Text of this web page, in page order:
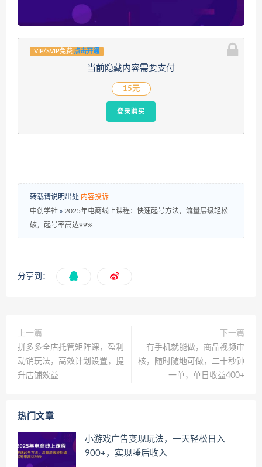
VIP/SVIP免费 点击开通
当前隐藏内容需要支付
15元
登录购买
转载请说明出处 内容投诉
中创学社 » 2025年电商线上课程：快速起号方法，流量层级轻松
破，起号率高达99%
分享到：
上一篇
拼多多全店托管矩阵课，盈利
动销玩法，高效计划设置，提
升店铺效益
下一篇
有手机就能做，商品视频审
核，随时随地可做，二十秒钟
一单，单日收益400+
热门文章
小游戏广告变现玩法，一天轻松日入
900+，实现睡后收入